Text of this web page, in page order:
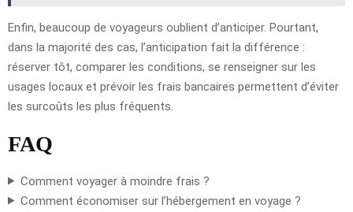
Enfin, beaucoup de voyageurs oublient d’anticiper. Pourtant,
dans la majorité des cas, l’anticipation fait la différence :
réserver tôt, comparer les conditions, se renseigner sur les
usages locaux et prévoir les frais bancaires permettent d’éviter
les surcoûts les plus fréquents.
FAQ
Comment voyager à moindre frais ?
Comment économiser sur l’hébergement en voyage ?